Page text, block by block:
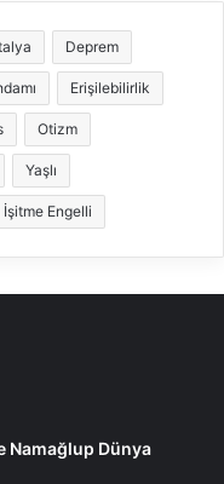
Deprem
Erişilebilirlik
Otizm
Yaşlı
İşitme Engelli
Namağlup Dünya